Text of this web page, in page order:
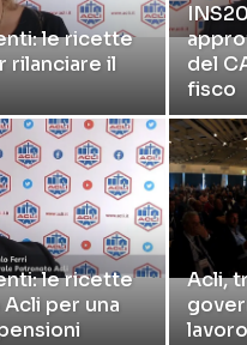
le ricette
rilanciare il
del
fisco
le ricette
per una
Acli,